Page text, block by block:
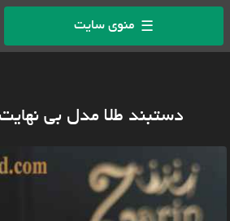
☰ منوی سایت
دستبند طلا مدل بی